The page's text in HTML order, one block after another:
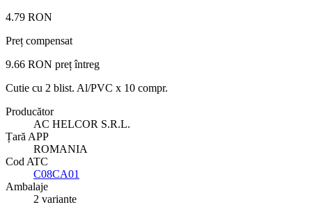
4.79 RON
Preț compensat
9.66 RON preț întreg
Cutie cu 2 blist. Al/PVC x 10 compr.
Producător
AC HELCOR S.R.L.
Țară APP
ROMANIA
Cod ATC
C08CA01
Ambalaje
2 variante